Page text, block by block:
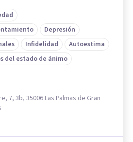
Depresión
Infidelidad
Autoestima
del estado de ánimo
7, 3b, 35006 Las Palmas de Gran